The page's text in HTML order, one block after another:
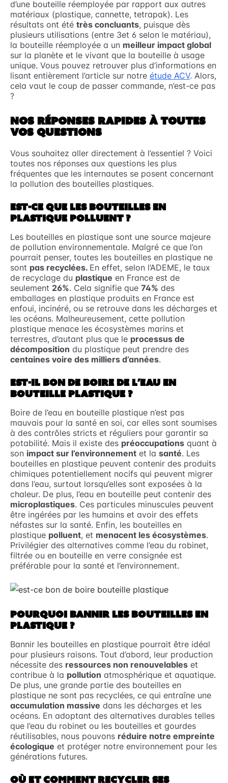
d’une bouteille réemployée par rapport aux autres
matériaux (plastique, cannette, tetrapak). Les
résultats ont été très concluants, puisque dès
plusieurs utilisations (entre 3et 6 selon le matériau),
la bouteille réemployée a un meilleur impact global
sur la planète et le vivant que la bouteille à usage
unique. Vous pouvez retrouver plus d’informations en
lisant entièrement l’article sur notre étude ACV. Alors,
cela vaut le coup de passer commande, n’est-ce pas
?
NOS RÉPONSES RAPIDES À TOUTES
VOS QUESTIONS
Vous souhaitez aller directement à l’essentiel ? Voici
toutes nos réponses aux questions les plus
fréquentes que les internautes se posent concernant
la pollution des bouteilles plastiques.
EST-CE QUE LES BOUTEILLES EN
PLASTIQUE POLLUENT ?
Les bouteilles en plastique sont une source majeure
de pollution environnementale. Malgré ce que l’on
pourrait penser, toutes les bouteilles en plastique ne
sont pas recyclées. En effet, selon l’ADEME, le taux
de recyclage du plastique en France est de
seulement 26%. Cela signifie que 74% des
emballages en plastique produits en France est
enfoui, incinéré, ou se retrouve dans les décharges et
les océans. Malheureusement, cette pollution
plastique menace les écosystèmes marins et
terrestres, d’autant plus que le processus de
décomposition du plastique peut prendre des
centaines voire des milliers d’années.
EST-IL BON DE BOIRE DE L’EAU EN
BOUTEILLE PLASTIQUE ?
Boire de l’eau en bouteille plastique n’est pas
mauvais pour la santé en soi, car elles sont soumises
à des contrôles stricts et réguliers pour garantir sa
potabilité. Mais il existe des préoccupations quant à
son impact sur l’environnement et la santé. Les
bouteilles en plastique peuvent contenir des produits
chimiques potentiellement nocifs qui peuvent migrer
dans l’eau, surtout lorsqu’elles sont exposées à la
chaleur. De plus, l’eau en bouteille peut contenir des
microplastiques. Ces particules minuscules peuvent
être ingérées par les humains et avoir des effets
néfastes sur la santé. Enfin, les bouteilles en
plastique polluent, et menacent les écosystèmes.
Privilégier des alternatives comme l’eau du robinet,
filtrée ou en bouteille en verre consignée est
préférable pour la santé et l’environnement.
POURQUOI BANNIR LES BOUTEILLES EN
PLASTIQUE ?
Bannir les bouteilles en plastique pourrait être idéal
pour plusieurs raisons. Tout d’abord, leur production
nécessite des ressources non renouvelables et
contribue à la pollution atmosphérique et aquatique.
De plus, une grande partie des bouteilles en
plastique ne sont pas recyclées, ce qui entraîne une
accumulation massive dans les décharges et les
océans. En adoptant des alternatives durables telles
que l’eau du robinet ou les bouteilles et gourdes
réutilisables, nous pouvons réduire notre empreinte
écologique et protéger notre environnement pour les
générations futures.
OÙ ET COMMENT RECYCLER SES